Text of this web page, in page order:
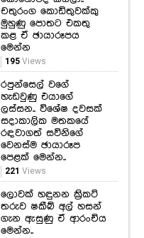
චතුරංග කොඩිතුවක්කු
මුහුණු පොතට එකතු
කළ ඒ ඡායාරූපය
මෙන්න
195 Views
රපුන්සෙල් වගේ
හැඩවුණු එයාගේ
ලස්සන.. විශේෂ දවසක්
සදාකාලික මතකයේ
රඳවාගත් සවිනිගේ
වෙනස්ම ඡායාරූප
පෙළක් මෙන්න..
221 Views
ලොවක් හඳුනන ක්‍රිකට්
තරුව ෂකීබ් අල් හසන්
ගැන ඇසුණු ඒ ආරංචිය
මෙන්න..